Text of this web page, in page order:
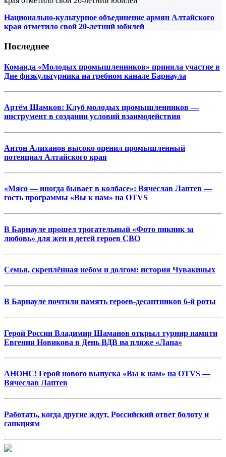
Национально-культурное объединение армян Алтайского
края отметило свой 20-летний юбилей
Последнее
Команда «Молодых промышленников» приняла участие в
Дне физкультурника на гребном канале Барнаула
Артём Шамков: Клуб молодых промышленников —
инструмент в создании условий взаимодействия
Антон Алиханов высоко оценил промышленный
потенциал Алтайского края
«Мясо — иногда бывает в колбасе»: Вячеслав Лаптев —
гость программы «Вы к нам» на OTVS
В Барнауле прошел трогательный «Фото пикник за
любовь» для жен и детей героев СВО
Семья, скреплённая небом и долгом: история Чувакиных
В Барнауле почтили память героев-десантников 6-й роты
Герой России Владимир Шаманов открыл турнир памяти
Евгения Новикова в День ВДВ на пляже «Лапа»
АНОНС! Герой нового выпуска «Вы к нам» на OTVS —
Вячеслав Лаптев
Работать, когда другие ждут. Российский ответ болоту и
санкциям